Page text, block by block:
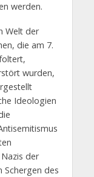
werden.
Welt der
die am 7.
wurden,
Ideologien
der
Schergen des